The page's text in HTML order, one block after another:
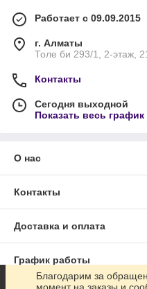
Работает с 09.09.2015
г. Алматы
Толе би 293/1, 2-этаж,
Контакты
Сегодня выходной
Показать весь
О нас
Контакты
Доставка и оплата
График работы
Благодарим за